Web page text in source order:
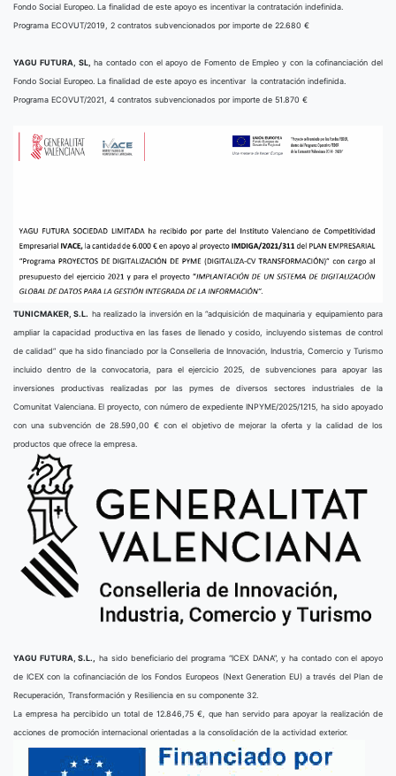
Fondo Social Europeo. La finalidad de este apoyo es incentivar la contratación indefinida.
Programa ECOVUT/2019, 2 contratos subvencionados por importe de 22.680 €
YAGU FUTURA, SL,
ha contado con el apoyo de Fomento de Empleo y con la cofinanciación del
Fondo Social Europeo. La finalidad de este apoyo es incentivar la contratación indefinida.
Programa ECOVUT/2021, 4 contratos subvencionados por importe de 51.870 €
TUNICMAKER, S.L. ha realizado la inversión en la “adquisición de maquinaria y equipamiento para
ampliar la capacidad productiva en las fases de llenado y cosido, incluyendo sistemas de control
de calidad” que ha sido financiado por la Conselleria de Innovación, Industria, Comercio y Turismo
incluido dentro de la convocatoria, para el ejercicio 2025, de subvenciones para apoyar las
inversiones productivas realizadas por las pymes de diversos sectores industriales de la
Comunitat Valenciana. El proyecto, con número de expediente INPYME/2025/1215, ha sido apoyado
con una subvención de 28.590,00 € con el objetivo de mejorar la oferta y la calidad de los
productos que ofrece la empresa.
YAGU FUTURA, S.L.,
ha sido beneficiario del programa “ICEX DANA”, y ha contado con el apoyo
de ICEX con la cofinanciación de los Fondos Europeos (Next Generation EU) a través del Plan de
Recuperación, Transformación y Resiliencia en su componente 32.
La empresa ha percibido un total de 12.846,75 €, que han servido para apoyar la realización de
acciones de promoción internacional orientadas a la consolidación de la actividad exterior.